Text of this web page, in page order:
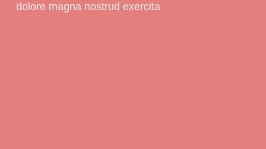
dolore magna nostrud exercita